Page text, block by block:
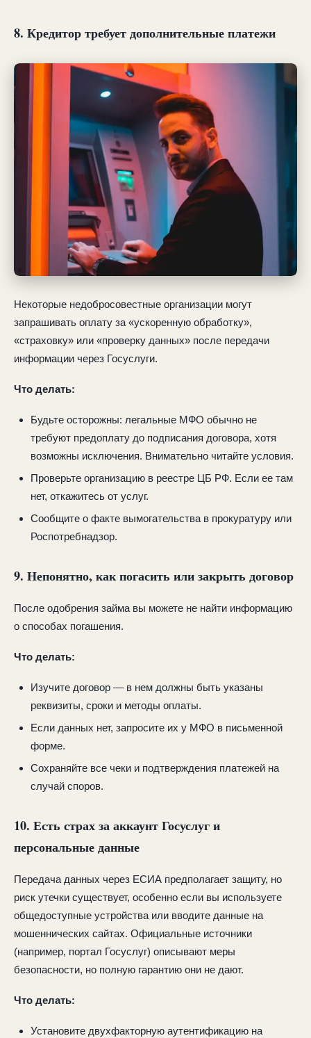
8. Кредитор требует дополнительные платежи
Некоторые недобросовестные организации могут
запрашивать оплату за «ускоренную обработку»,
«страховку» или «проверку данных» после передачи
информации через Госуслуги.
Что делать:
Будьте осторожны: легальные МФО обычно не
требуют предоплату до подписания договора, хотя
возможны исключения. Внимательно читайте условия.
Проверьте организацию в реестре ЦБ РФ. Если ее там
нет, откажитесь от услуг.
Сообщите о факте вымогательства в прокуратуру или
Роспотребнадзор.
9. Непонятно, как погасить или закрыть договор
После одобрения займа вы можете не найти информацию
о способах погашения.
Что делать:
Изучите договор — в нем должны быть указаны
реквизиты, сроки и методы оплаты.
Если данных нет, запросите их у МФО в письменной
форме.
Сохраняйте все чеки и подтверждения платежей на
случай споров.
10. Есть страх за аккаунт Госуслуг и
персональные данные
Передача данных через ЕСИА предполагает защиту, но
риск утечки существует, особенно если вы используете
общедоступные устройства или вводите данные на
мошеннических сайтах. Официальные источники
(например, портал Госуслуг) описывают меры
безопасности, но полную гарантию они не дают.
Что делать:
Установите двухфакторную аутентификацию на